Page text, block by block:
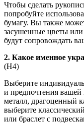
Чтобы сделать
попробуйте
бумагу. Вы также
засушенные цветы
будут сопровождать
2. Какое именное
(Н4)
Выберите
и предпочтения
металл, драгоценный
выберите
или браслет с